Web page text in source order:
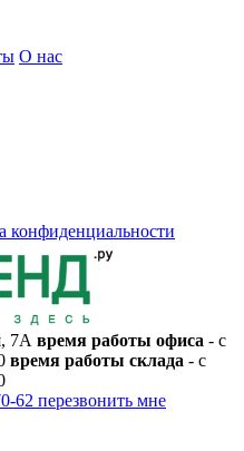
О нас
конфиденциальности
7А время работы офиса - с
время работы склада - с
62 перезвонить мне